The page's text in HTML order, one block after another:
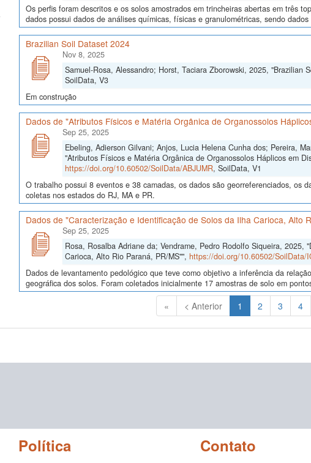
Os perfis foram descritos e os solos amostrados em trincheiras abertas em três
dados possui dados de análises químicas, físicas e granulométricas, sendo
Brazilian Soil Dataset 2024
Nov 8, 2025
Samuel-Rosa, Alessandro; Horst, Taciara Zborowski, 2025, "Brazilian
SoilData, V3
Em construção
Dados de "Atributos Físicos e Matéria Orgânica de Organossolos
Sep 25, 2025
Ebeling, Adierson Gilvani; Anjos, Lucia Helena Cunha dos; Pereira,
"Atributos Físicos e Matéria Orgânica de Organossolos Háplicos em
https://doi.org/10.60502/SoilData/ABJUMR, SoilData, V1
O trabalho possui 8 eventos e 38 camadas, os dados são georreferenciados, os
coletas nos estados do RJ, MA e PR.
Dados de "Caracterização e Identificação de Solos da Ilha Carioca, Alto
Sep 25, 2025
Rosa, Rosalba Adriane da; Vendrame, Pedro Rodolfo Siqueira,
Carioca, Alto Rio Paraná, PR/MS"", https://doi.org/10.60502/SoilData/
Dados de levantamento pedológico que teve como objetivo a inferência da
geográfica dos solos. Foram coletados inicialmente 17 amostras de solo em
« < Anterior 1 (Atual)
2 3 4
Política Contato